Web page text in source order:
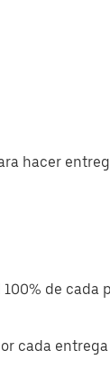
hacer
de cada
cada